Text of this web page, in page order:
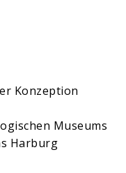
Konzeption
Museums
Harburg